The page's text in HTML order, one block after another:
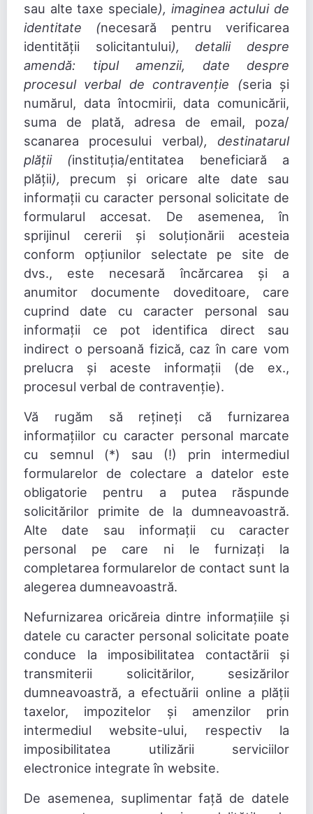
sau alte taxe speciale), imaginea actului de
identitate (necesară pentru verificarea
identității solicitantului), detalii despre
amendă: tipul amenzii, date despre
procesul verbal de contravenție (seria și
numărul, data întocmirii, data comunicării,
suma de plată, adresa de email, poza/
scanarea procesului verbal), destinatarul
plății (instituția/entitatea beneficiară a
plății), precum și oricare alte date sau
informații cu caracter personal solicitate de
formularul accesat. De asemenea, în
sprijinul cererii și soluționării acesteia
conform opțiunilor selectate pe site de
dvs., este necesară încărcarea și a
anumitor documente doveditoare, care
cuprind date cu caracter personal sau
informații ce pot identifica direct sau
indirect o persoană fizică, caz în care vom
prelucra și aceste informații (de ex.,
procesul verbal de contravenție).
Vă rugăm să rețineți că furnizarea
informațiilor cu caracter personal marcate
cu semnul (*) sau (!) prin intermediul
formularelor de colectare a datelor este
obligatorie pentru a putea răspunde
solicitărilor primite de la dumneavoastră.
Alte date sau informații cu caracter
personal pe care ni le furnizați la
completarea formularelor de contact sunt la
alegerea dumneavoastră.
Nefurnizarea oricăreia dintre informațiile și
datele cu caracter personal solicitate poate
conduce la imposibilitatea contactării și
transmiterii solicitărilor, sesizărilor
dumneavoastră, a efectuării online a plății
taxelor, impozitelor și amenzilor prin
intermediul website-ului, respectiv la
imposibilitatea utilizării serviciilor
electronice integrate în website.
De asemenea, suplimentar față de datele